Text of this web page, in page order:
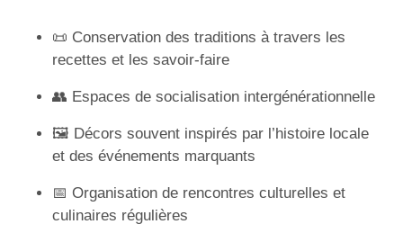
📜 Conservation des traditions à travers les
recettes et les savoir-faire
👥 Espaces de socialisation intergénérationnelle
🖼️ Décors souvent inspirés par l’histoire locale
et des événements marquants
📅 Organisation de rencontres culturelles et
culinaires régulières